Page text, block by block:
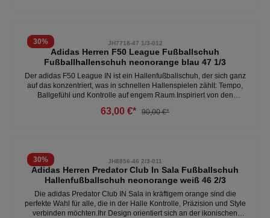
30% JH7718-47 1/3-012
Adidas Herren F50 League Fußballschuh
Fußballhallenschuh neonorange blau 47 1/3
Der adidas F50 League IN ist ein Hallenfußballschuh, der sich ganz
auf das konzentriert, was in schnellen Hallenspielen zählt: Tempo,
Ballgefühl und Kontrolle auf engem Raum.Inspiriert von den
Straßen- und Hallenfußballs zurück auf den Platz – direkt,
63,00 €* 90,00 €*
30% JH8856-46 2/3-011
Adidas Herren Predator Club In Sala Fußballschuh
Hallenfußballschuh neonorange weiß 46 2/3
Die adidas Predator Club IN Sala in kräftigem orange sind die
perfekte Wahl für alle, die in der Halle Kontrolle, Präzision und Style
verbinden möchten.Ihr Design orientiert sich an der ikonischen